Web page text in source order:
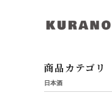
商品カテゴリ
日本酒